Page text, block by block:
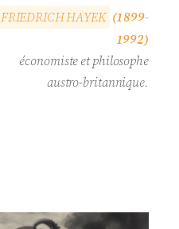
FRIEDRICHHAYEK (1899-
1992)
économiste et philosophe
austro-britannique.